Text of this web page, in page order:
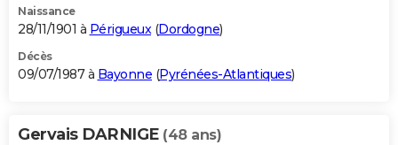
Naissance
28/11/1901 à Périgueux(Dordogne)
Décès
09/07/1987 à Bayonne (Pyrénées-Atlantiques)
Gervais DARNIGE (48 ans)